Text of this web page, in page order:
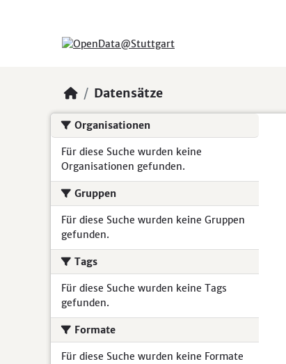
Datensätze
Organisationen
Für diese Suche wurden keine
Organisationen gefunden.
Gruppen
Für diese Suche wurden keine Gruppen
gefunden.
Tags
Für diese Suche wurden keine Tags
gefunden.
Formate
Für diese Suche wurden keine Formate